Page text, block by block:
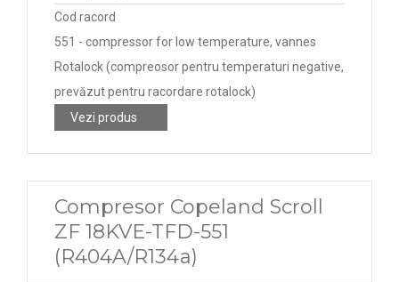
Cod racord
551 - compressor for low temperature, vannes
Rotalock (compreosor pentru temperaturi negative,
prevăzut pentru racordare rotalock)
Vezi produs
Compresor Copeland Scroll
ZF 18KVE-TFD-551
(R404A/R134a)